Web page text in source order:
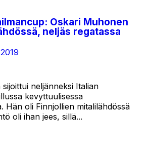
Oskari Muhonen
neljäs regatassa
neljänneksi Italian
kevyttuulisessa
Hän oli Finnjollien mitalilähdössä
oli ihan jees, sillä...